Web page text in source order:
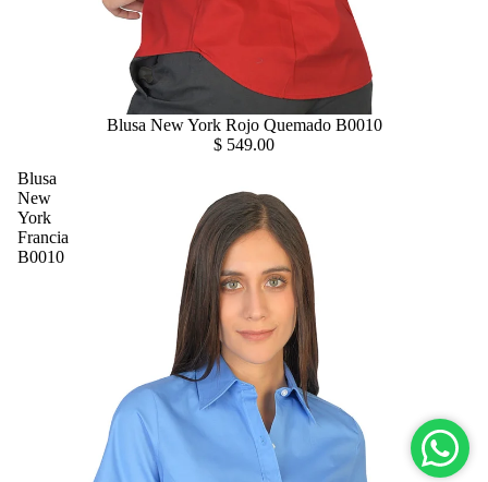
Blusa New York Rojo Quemado B0010
$ 549.00
Blusa
New
York
Francia
B0010